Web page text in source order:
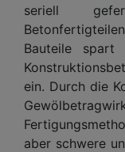
seriell
Bauteile
ein. Durch die
aber schwere